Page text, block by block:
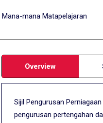
Mana-mana Matapelajaran
Overview
Sijil Pengurusan
pengurusan pertengahan